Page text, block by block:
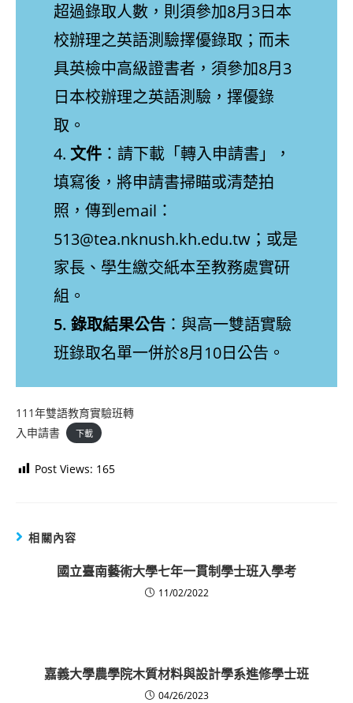
超過錄取人數，則須參加8月3日本
校辦理之英語測驗擇優錄取；而未
具英檢中高級證書者，須參加8月3
日本校辦理之英語測驗，擇優錄
取。
4. 文件：請下載「轉入申請書」，
填寫後，將申請書掃瞄或清楚拍
照，傳到email：
513@tea.nknush.kh.edu.tw；或是
家長、學生繳交紙本至教務處實研
組。
5. 錄取結果公告：與高一雙語實驗
班錄取名單一併於8月10日公告。
111年雙語教育實驗班轉
入申請書
下載
Post Views: 165
相關內容
國立臺南藝術大學七年一貫制學士班入學考
11/02/2022
嘉義大學農學院木質材料與設計學系進修學士班
04/26/2023